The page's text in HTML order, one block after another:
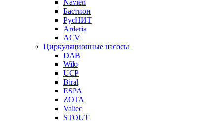
Navien
Бастион
РусНИТ
Arderia
ACV
Циркуляционные насосы
DAB
Wilo
UCP
Biral
ESPA
ZOTA
Valtec
STOUT